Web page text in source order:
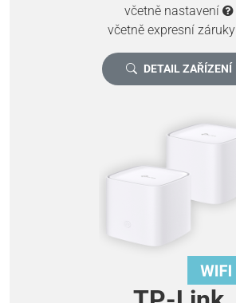
včetně nastavení
včetně expresní záruky
DETAIL ZAŘÍZENÍ